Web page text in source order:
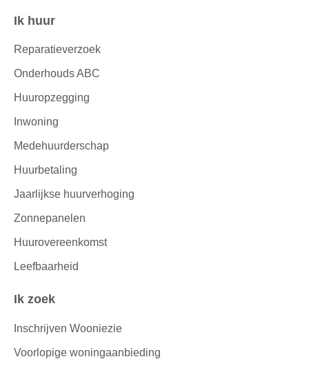
Contactinformatie
Ik huur
Reparatieverzoek
Onderhouds ABC
Huuropzegging
Inwoning
Medehuurderschap
Huurbetaling
Jaarlijkse huurverhoging
Zonnepanelen
Huurovereenkomst
Leefbaarheid
Ik zoek
Inschrijven Wooniezie
Voorlopige woningaanbieding